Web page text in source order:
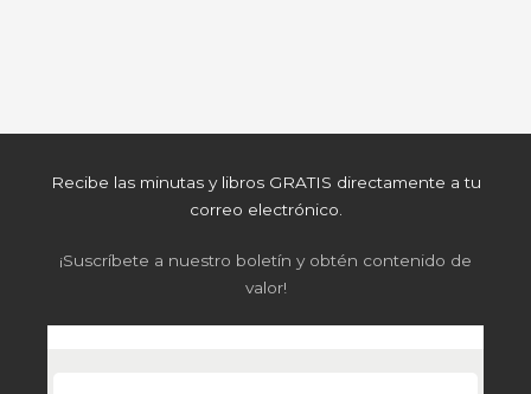
Recibe las minutas y libros GRATIS directamente a tu
correo electrónico.
¡Suscríbete a nuestro boletín y obtén contenido de
valor!